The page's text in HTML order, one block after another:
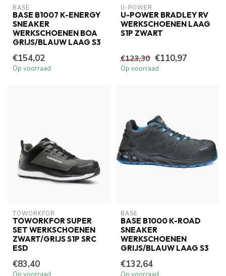
BASE
BASE B1007 K-ENERGY
SNEAKER
WERKSCHOENEN BOA
GRIJS/BLAUW LAAG S3
€154,02
Op voorraad
U-POWER
U-POWER BRADLEY RV
WERKSCHOENEN LAAG
S1P ZWART
€123,30 €110,97
Op voorraad
TOWORKFOR
TOWORKFOR SUPER
SET WERKSCHOENEN
ZWART/GRIJS S1P SRC
ESD
€83,40
BASE
BASE B1000 K-ROAD
SNEAKER
WERKSCHOENEN
GRIJS/BLAUW LAAG S3
€132,64